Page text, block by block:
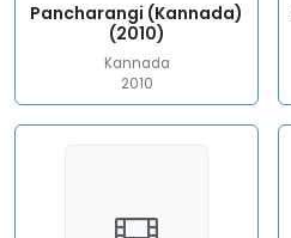
Pancharangi (Kannada)
(2010)
Kannada
2010